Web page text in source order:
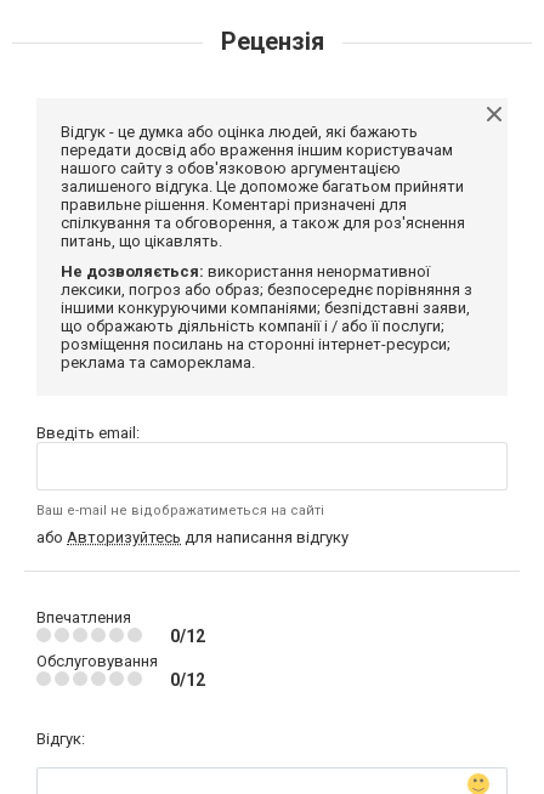
Рецензія
Відгук - це думка або оцінка людей, які бажають
передати досвід або враження іншим користувачам
нашого сайту з обов'язковою аргументацією
залишеного відгука. Це допоможе багатьом прийняти
правильне рішення. Коментарі призначені для
спілкування та обговорення, а також для роз'яснення
питань, що цікавлять.
Не дозволяється: використання ненормативної
лексики, погроз або образ; безпосереднє порівняння з
іншими конкуруючими компаніями; безпідставні заяви,
що ображають діяльність компанії і / або її послуги;
розміщення посилань на сторонні інтернет-ресурси;
реклама та самореклама.
Введіть email:
Ваш e-mail не відображатиметься на сайті
або Авторизуйтесь для написання відгуку
Впечатления
0/12
Обслуговування
0/12
Відгук: